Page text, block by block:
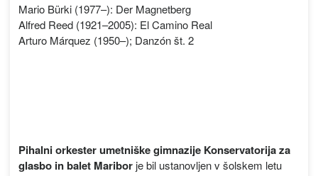
Mario Bürki (1977–): Der Magnetberg
Alfred Reed (1921–2005): El Camino Real
Arturo Márquez (1950–); Danzón št. 2
Pihalni orkester umetniške gimnazije Konservatorija za
glasbo in balet Mariborje bil ustanovljen v šolskem letu